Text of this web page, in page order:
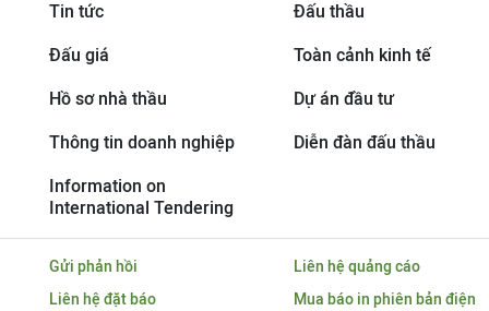
Tin tức Đấu thầu
Đấu giá Toàn cảnh kinh tế
Hồ sơ nhà thầu Dự án đầu tư
Thông tin doanh nghiệp Diễn đàn đấu thầu
Information on
International Tendering
Gửi phản hồi
Liên hệ quảng cáo
Liên hệ đặt báo
Mua báo in phiên bản điện